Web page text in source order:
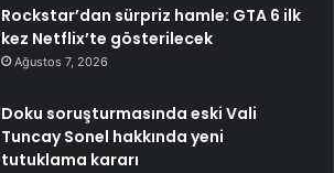
Rockstar’dan sürpriz hamle: GTA 6 ilk
kez Netflix’te gösterilecek
Ağustos 7, 2026
Doku soruşturmasında eski Vali
Tuncay Sonel hakkında yeni
tutuklama kararı